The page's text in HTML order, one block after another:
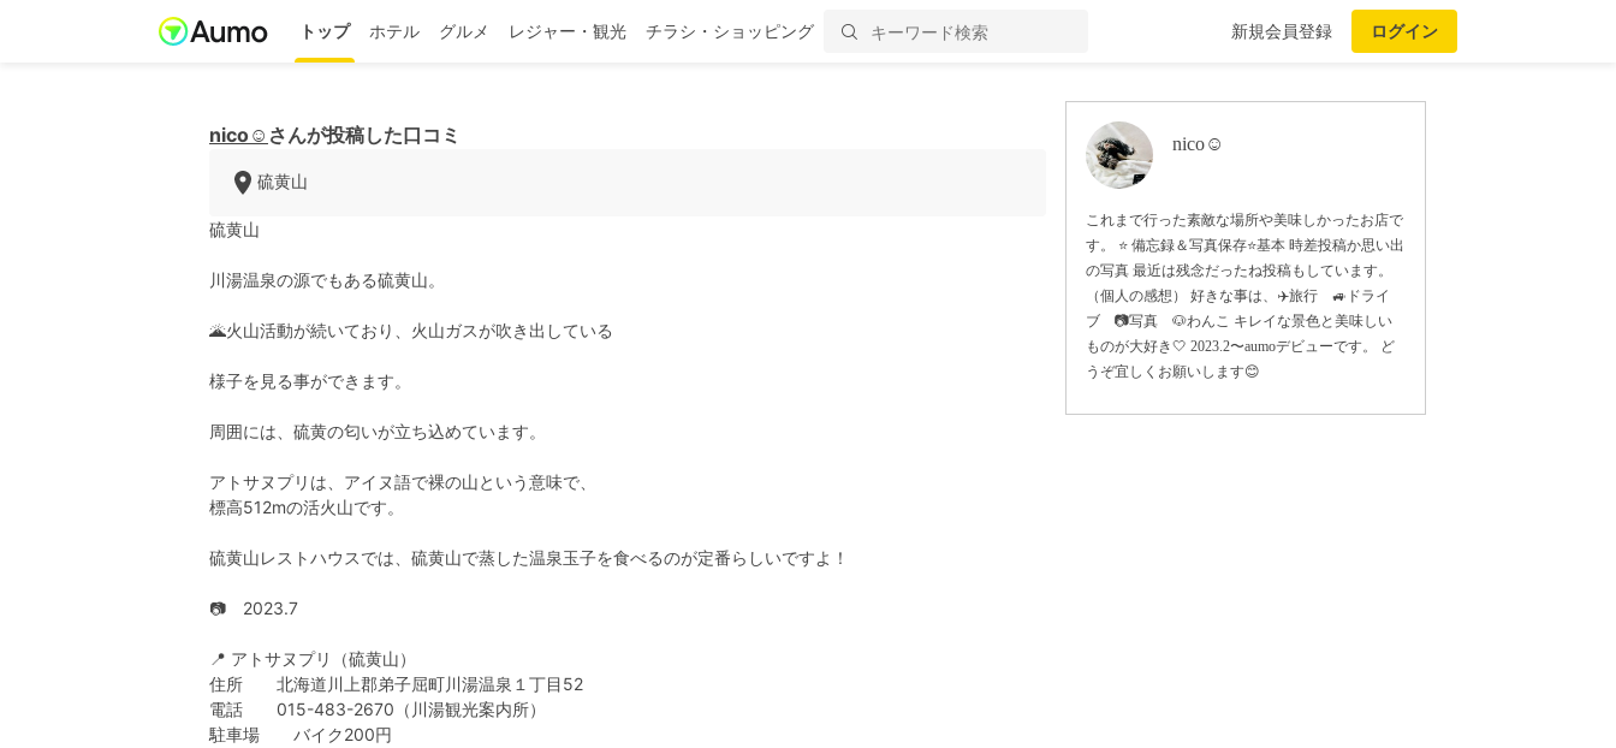
トップ ホテル グルメ レジャー・観光 チラシ・ショッピング 新規会員登録 ログイン
nico☺︎ さんが投稿した口コミ
硫黄山
硫黄山
川湯温泉の源でもある硫黄山。
🌋火山活動が続いており、火山ガスが吹き出している
様子を見る事ができます。
周囲には、硫黄の匂いが立ち込めています。
アトサヌプリは、アイヌ語で裸の山という意味で、
標高512mの活火山です。
硫黄山レストハウスでは、硫黄山で蒸した温泉玉子を食べるのが定番らしいですよ！
📷 2023.7
📍 アトサヌプリ（硫黄山）
住所 北海道川上郡弟子屈町川湯温泉１丁目52
電話 015-483-2670（川湯観光案内所）
駐車場 バイク200円
nico☺︎
これまで行った素敵な場所や美味しかったお店で
す。 ⭐️ 備忘録＆写真保存⭐️基本 時差投稿か思い出
の写真 最近は残念だったね投稿もしています。
（個人の感想） 好きな事は、✈️旅行 🚙ドライ
ブ 📷写真 🐶わんこ キレイな景色と美味しい
ものが大好き🤍 2023.2〜aumoデビューです。 ど
うぞ宜しくお願いします😊